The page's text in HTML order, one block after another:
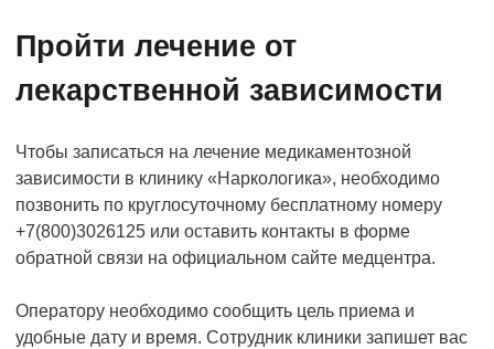
Пройти лечение от
лекарственной зависимости
Чтобы записаться на лечение медикаментозной
зависимости в клинику «Наркологика», необходимо
позвонить по круглосуточному бесплатному номеру
+7(800)3026125 или оставить контакты в форме
обратной связи на официальном сайте медцентра.
Оператору необходимо сообщить цель приема и
удобные дату и время. Сотрудник клиники запишет вас